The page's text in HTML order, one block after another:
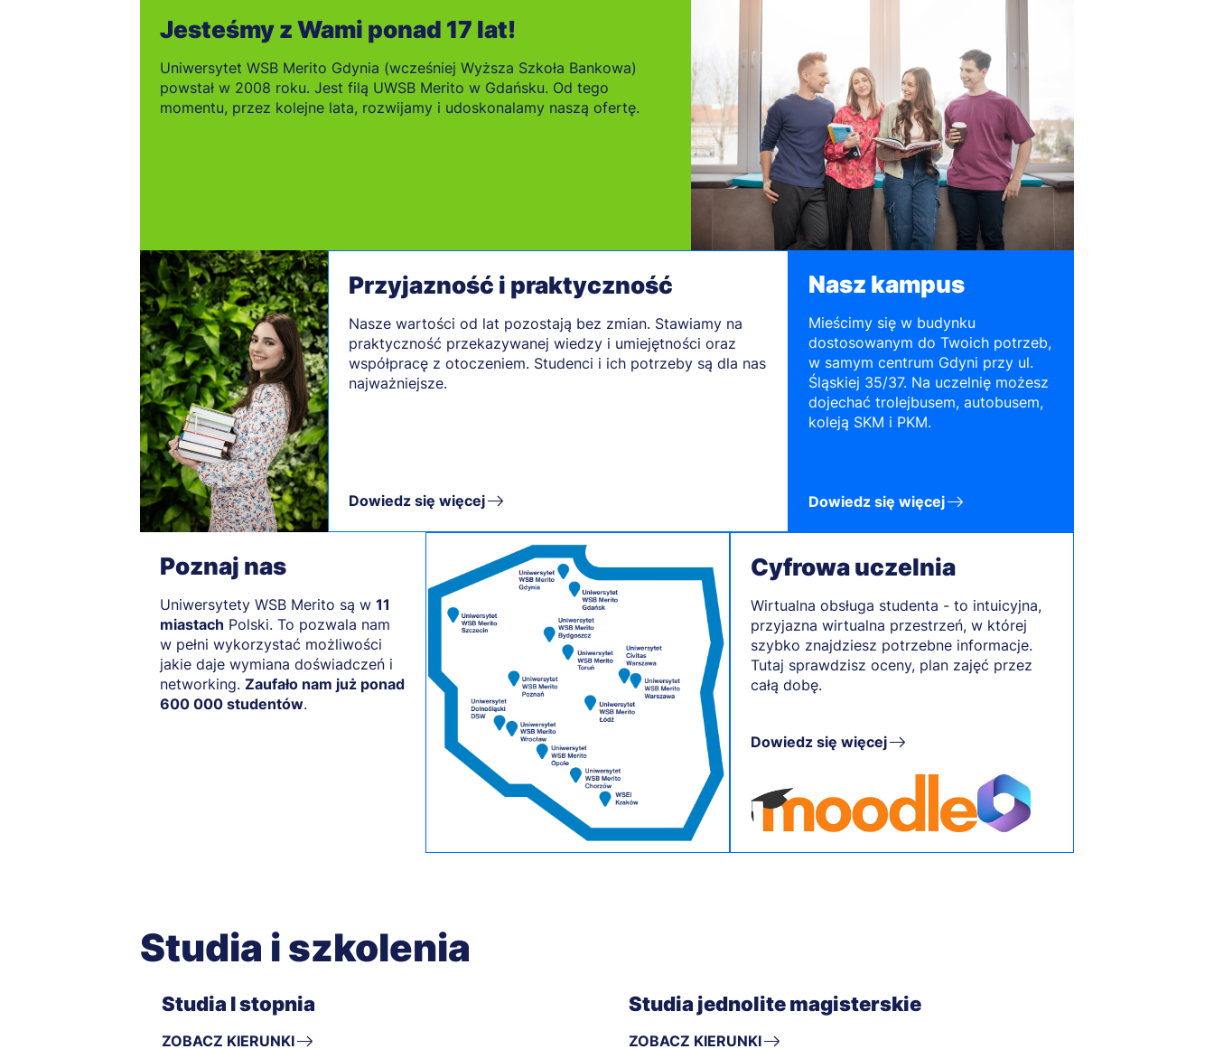
Jesteśmy z Wami ponad 17 lat!
Uniwersytet WSB Merito Gdynia (wcześniej Wyższa Szkoła Bankowa)
powstał w 2008 roku. Jest filą UWSB Merito w Gdańsku. Od tego
momentu, przez kolejne lata, rozwijamy i udoskonalamy naszą ofertę.
Przyjazność i praktyczność
Nasze wartości od lat pozostają bez zmian. Stawiamy na
praktyczność przekazywanej wiedzy i umiejętności oraz
współpracę z otoczeniem. Studenci i ich potrzeby są dla nas
najważniejsze.
Dowiedz się więcej
Nasz kampus
Mieścimy się w budynku
dostosowanym do Twoich potrzeb,
w samym centrum Gdyni przy ul.
Śląskiej 35/37. Na uczelnię możesz
dojechać trolejbusem, autobusem,
koleją SKM i PKM.
Dowiedz się więcej
Poznaj nas
Uniwersytety WSB Merito są w 11
miastach Polski. To pozwala nam
w pełni wykorzystać możliwości
jakie daje wymiana doświadczeń i
networking. Zaufało nam już ponad
600 000 studentów.
Cyfrowa uczelnia
Wirtualna obsługa studenta - to intuicyjna,
przyjazna wirtualna przestrzeń, w której
szybko znajdziesz potrzebne informacje.
Tutaj sprawdzisz oceny, plan zajęć przez
całą dobę.
Dowiedz się więcej
Studia i szkolenia
Studia I stopnia
ZOBACZ KIERUNKI
Studia jednolite magisterskie
ZOBACZ KIERUNKI